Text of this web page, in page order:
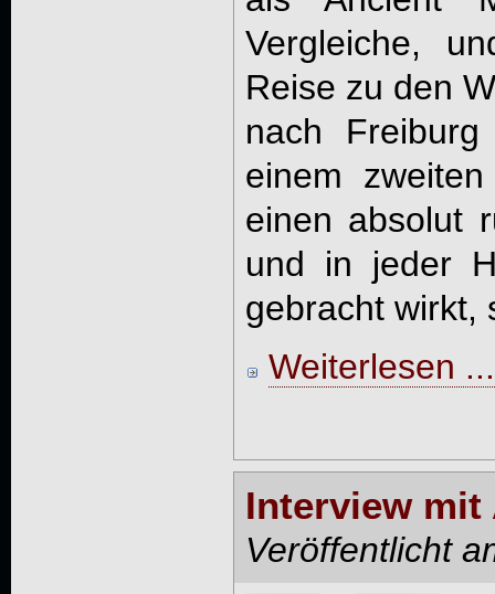
Vergleiche,
Reise zu den
nach
einem
einen absolut
und in jeder
gebracht wirkt,
Weiterlesen ...
Interview mit
Veröffentlicht